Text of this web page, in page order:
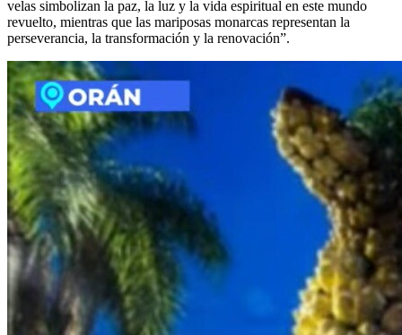
velas simbolizan la paz, la luz y la vida espiritual en este mundo
revuelto, mientras que las mariposas monarcas representan la
perseverancia, la transformación y la renovación”.